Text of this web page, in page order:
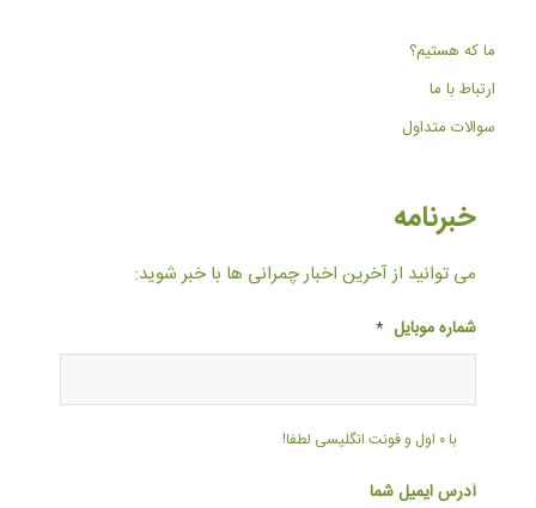
ما که هستیم؟
ارتباط با ما
سوالات متداول
خبرنامه
می توانید از آخرین اخبار چمرانی ها با خبر شوید:
شماره موبایل *
با ۰ اول و فونت انگلیسی لطفا!
آدرس ایمیل شما